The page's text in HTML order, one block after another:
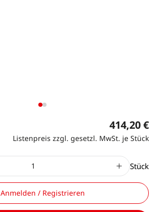
414,20 €
Listenpreis zzgl. gesetzl. MwSt. je Stück
Stück
Anmelden / Registrieren